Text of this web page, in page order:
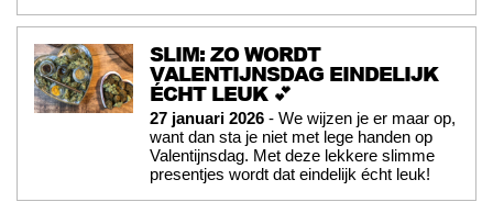
SLIM: ZO WORDT
VALENTIJNSDAG EINDELIJK
ÉCHT LEUK 💕
27 januari 2026 - We wijzen je er maar op,
want dan sta je niet met lege handen op
Valentijnsdag. Met deze lekkere slimme
presentjes wordt dat eindelijk écht leuk!